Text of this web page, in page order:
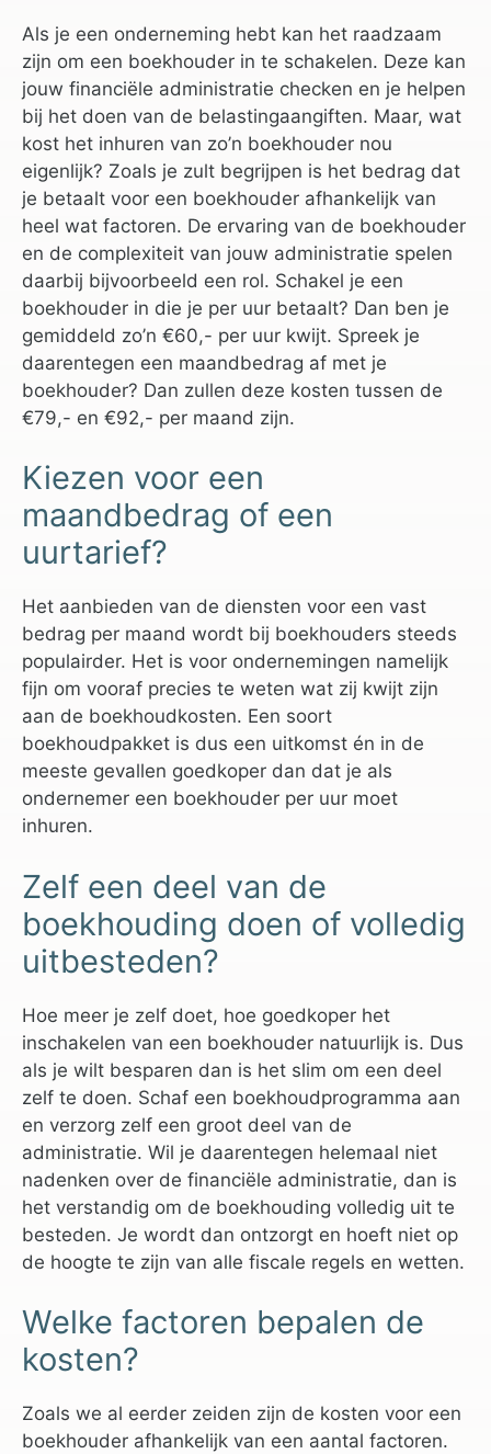
Als je een onderneming hebt kan het raadzaam
zijn om een boekhouder in te schakelen. Deze kan
jouw financiële administratie checken en je helpen
bij het doen van de belastingaangiften. Maar, wat
kost het inhuren van zo’n boekhouder nou
eigenlijk? Zoals je zult begrijpen is het bedrag dat
je betaalt voor een boekhouder afhankelijk van
heel wat factoren. De ervaring van de boekhouder
en de complexiteit van jouw administratie spelen
daarbij bijvoorbeeld een rol. Schakel je een
boekhouder in die je per uur betaalt? Dan ben je
gemiddeld zo’n €60,- per uur kwijt. Spreek je
daarentegen een maandbedrag af met je
boekhouder? Dan zullen deze kosten tussen de
€79,- en €92,- per maand zijn.
Kiezen voor een
maandbedrag of een
uurtarief?
Het aanbieden van de diensten voor een vast
bedrag per maand wordt bij boekhouders steeds
populairder. Het is voor ondernemingen namelijk
fijn om vooraf precies te weten wat zij kwijt zijn
aan de boekhoudkosten. Een soort
boekhoudpakket is dus een uitkomst én in de
meeste gevallen goedkoper dan dat je als
ondernemer een boekhouder per uur moet
inhuren.
Zelf een deel van de
boekhouding doen of volledig
uitbesteden?
Hoe meer je zelf doet, hoe goedkoper het
inschakelen van een boekhouder natuurlijk is. Dus
als je wilt besparen dan is het slim om een deel
zelf te doen. Schaf een boekhoudprogramma aan
en verzorg zelf een groot deel van de
administratie. Wil je daarentegen helemaal niet
nadenken over de financiële administratie, dan is
het verstandig om de boekhouding volledig uit te
besteden. Je wordt dan ontzorgt en hoeft niet op
de hoogte te zijn van alle fiscale regels en wetten.
Welke factoren bepalen de
kosten?
Zoals we al eerder zeiden zijn de kosten voor een
boekhouder afhankelijk van een aantal factoren.